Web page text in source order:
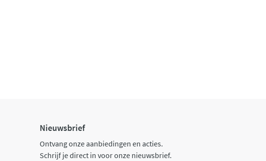
Nieuwsbrief
Ontvang onze aanbiedingen en acties.
Schrijf je direct in voor onze nieuwsbrief.